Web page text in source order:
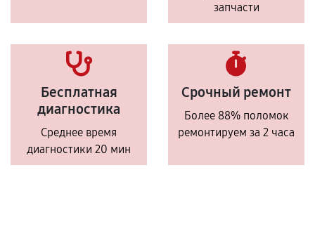
запчасти
Бесплатная
диагностика
Среднее время
диагностики 20 мин
Срочный ремонт
Более 88% поломок
ремонтируем за 2 часа